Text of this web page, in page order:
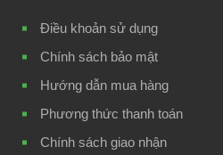
Điều khoản sử dụng
Chính sách bảo mật
Hướng dẫn mua hàng
Phương thức thanh toán
Chính sách giao nhận